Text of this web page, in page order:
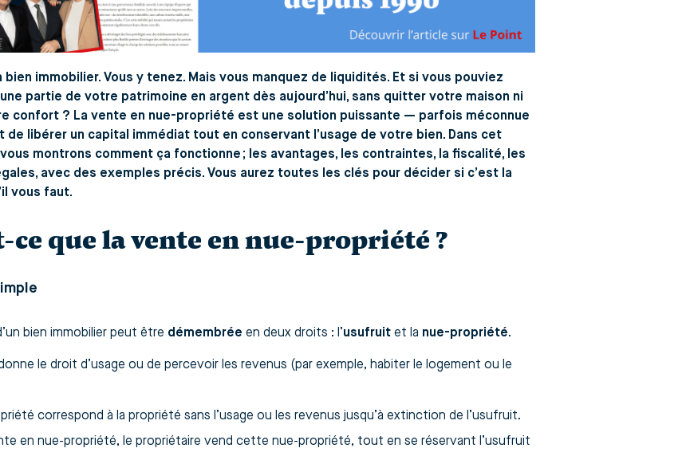
bien immobilier. Vous y tenez. Mais vous manquez de liquidités. Et si vous pouviez
partie de votre patrimoine en argent dès aujourd’hui, sans quitter votre maison ni
confort ? La vente en nue-propriété est une solution puissante — parfois méconnue
de libérer un capital immédiat tout en conservant l’usage de votre bien. Dans cet
montrons comment ça fonctionne ; les avantages, les contraintes, la fiscalité, les
avec des exemples précis. Vous aurez toutes les clés pour décider si c’est la
vous faut.
que la vente en nue‑propriété ?
bien immobilier peut être démembrée en deux droits : l’usufruit et la nue-propriété.
le droit d’usage ou de percevoir les revenus (par exemple, habiter le logement ou le
correspond à la propriété sans l’usage ou les revenus jusqu’à extinction de l’usufruit.
en nue-propriété, le propriétaire vend cette nue-propriété, tout en se réservant l’usufruit